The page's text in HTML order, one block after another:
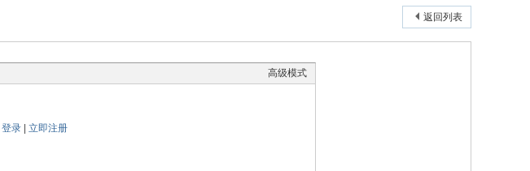
返回列表
高级模式
登录| 立即注册